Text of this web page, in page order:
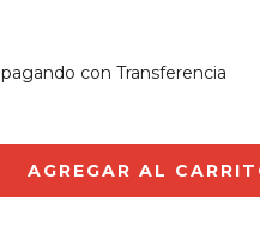
pagando con Transferencia